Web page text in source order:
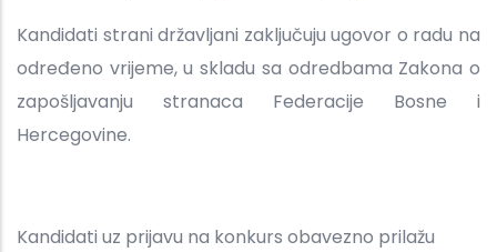
Kandidati strani državljani zaključuju ugovor o radu na
određeno vrijeme, u skladu sa odredbama Zakona o
zapošljavanju stranaca Federacije Bosne i
Hercegovine.
Kandidati uz prijavu na konkurs obavezno prilažu